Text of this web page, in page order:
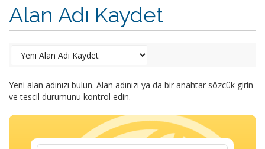
Alan Adı Kaydet
Yeni alan adınızı bulun. Alan adınızı ya da bir anahtar sözcük girin
ve tescil durumunu kontrol edin.